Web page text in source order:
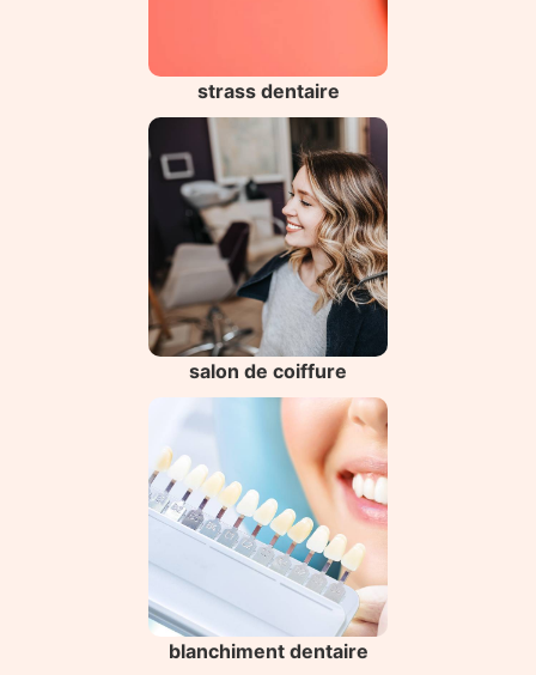
strass dentaire
salon de coiffure
blanchiment dentaire